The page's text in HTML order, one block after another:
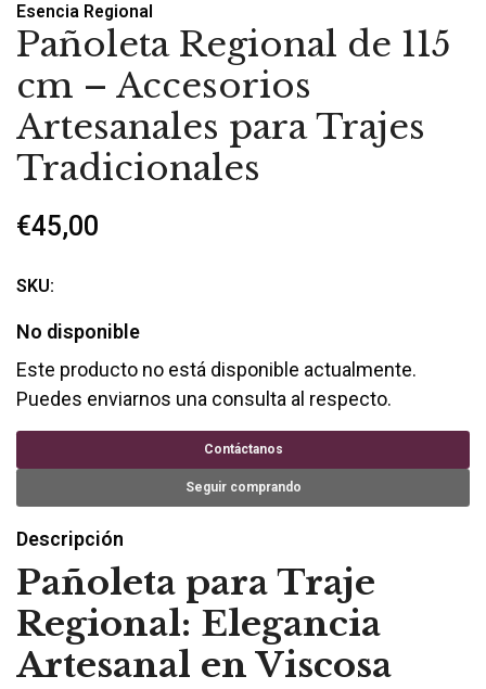
Esencia Regional
Pañoleta Regional de 115
cm – Accesorios
Artesanales para Trajes
Tradicionales
€45,00
SKU:
No disponible
Este producto no está disponible actualmente.
Puedes enviarnos una consulta al respecto.
Contáctanos
Seguir comprando
Descripción
Pañoleta para Traje
Regional: Elegancia
Artesanal en Viscosa